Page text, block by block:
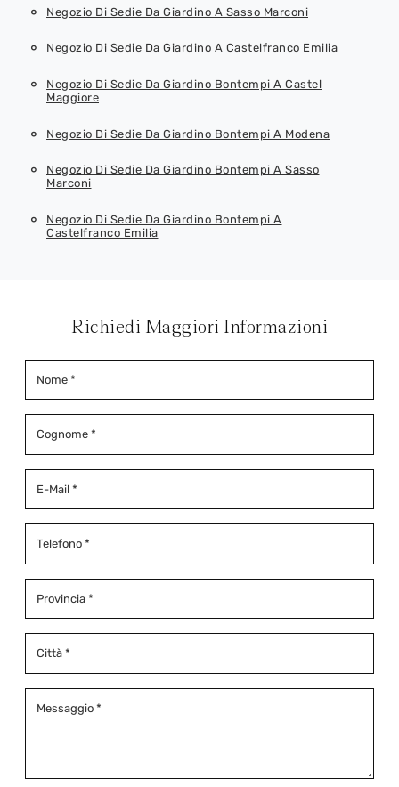
Negozio Di Sedie Da Giardino A Sasso Marconi
Negozio Di Sedie Da Giardino A Castelfranco Emilia
Negozio Di Sedie Da Giardino Bontempi A Castel
Maggiore
Negozio Di Sedie Da Giardino Bontempi A Modena
Negozio Di Sedie Da Giardino Bontempi A Sasso
Marconi
Negozio Di Sedie Da Giardino Bontempi A
Castelfranco Emilia
Richiedi Maggiori Informazioni